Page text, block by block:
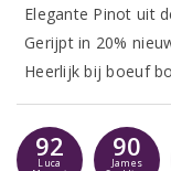
Elegante Pinot uit
Gerijpt in 20%
Heerlijk bij boeuf
92
Luca
90
James